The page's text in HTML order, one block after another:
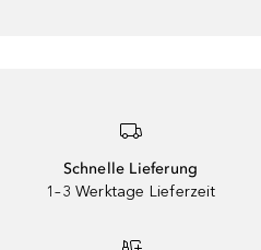
Schnelle Lieferung
1–3 Werktage Lieferzeit